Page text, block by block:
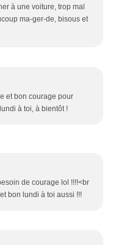
à une voiture, trop mal
ma-ger-de, bisous et
et bon courage pour
à toi, à bientôt !
de courage lol !!!!<br
bon lundi à toi aussi !!!